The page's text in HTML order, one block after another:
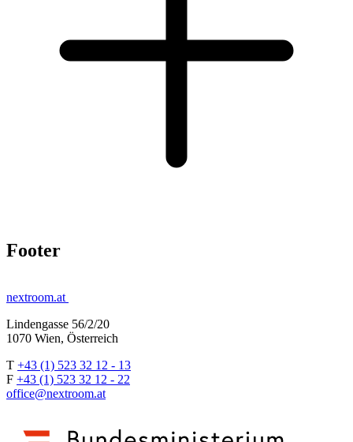
Footer
nextroom.at
Lindengasse 56/2/20
1070 Wien, Österreich
T +43 (1) 523 32 12 - 13
F +43 (1) 523 32 12 - 22
office@nextroom.at